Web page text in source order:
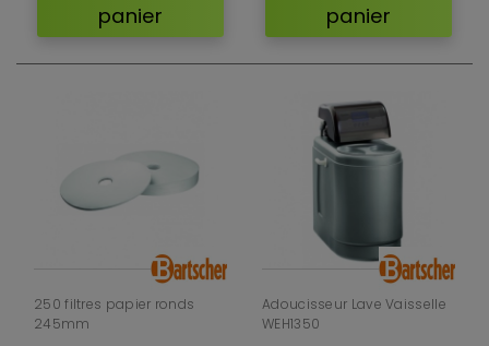
panier
panier
250 filtres papier ronds
245mm
Adoucisseur Lave Vaisselle
WEH1350